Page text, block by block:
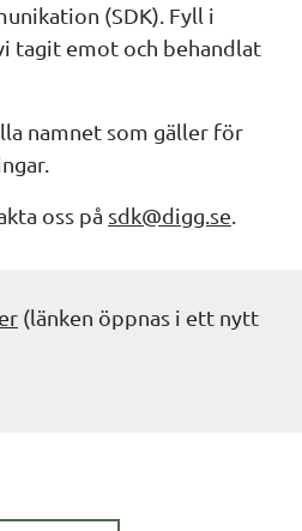
(SDK). Fyll i
tagit emot och behandlat
namnet som gäller för
oss på sdk@digg.se
(länken öppnas i ett nytt